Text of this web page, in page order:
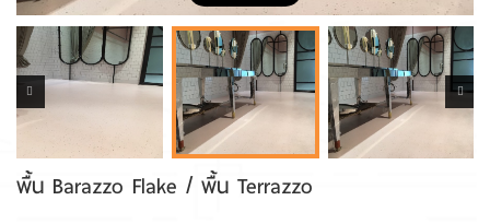
พื้น Barazzo Flake / พื้น Terrazzo